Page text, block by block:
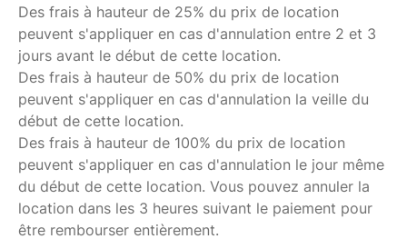
Des frais à hauteur de 25% du prix de location
peuvent s'appliquer en cas d'annulation entre 2 et 3
jours avant le début de cette location.
Des frais à hauteur de 50% du prix de location
peuvent s'appliquer en cas d'annulation la veille du
début de cette location.
Des frais à hauteur de 100% du prix de location
peuvent s'appliquer en cas d'annulation le jour même
du début de cette location. Vous pouvez annuler la
location dans les 3 heures suivant le paiement pour
être rembourser entièrement.